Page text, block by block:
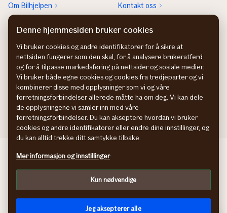
Om Bilhjelpen
Sjekk neste EU-kontroll
Sjekk heftelser
Hvem eier bilen?
Kontakt oss
Rett feil fra FINN-annonsen
Behandling av personopplysninger
Cookies
Denne hjemmesiden bruker cookies
Vi bruker cookies og andre identifikatorer for å sikre at
nettsiden fungerer som den skal, for å analysere brukeratferd
og for å tilpasse markedsføring på nettsider og sosiale medier.
Vi bruker både egne cookies og cookies fra tredjeparter og vi
kombinerer disse med opplysninger som vi og våre
forretningsforbindelser allerede måtte ha om deg. Vi kan dele
de opplysningene vi samler inn med våre
forretningsforbindelser. Du kan akseptere hvordan vi bruker
cookies og andre identifikatorer eller endre dine innstillinger, og
du kan alltid trekke ditt samtykke tilbake.
Mer informasjon og innstillinger
Kun nødvendige
Jeg aksepterer alle